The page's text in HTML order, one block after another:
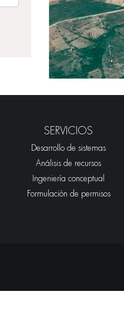
SERVICIOS
Desarrollo de sistemas
Análisis de recursos
Ingeniería conceptual
Formulación de permisos